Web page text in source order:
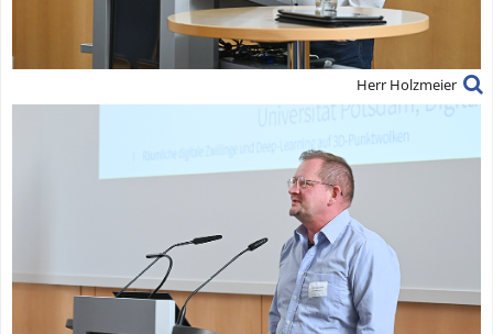
Herr Holzmeier